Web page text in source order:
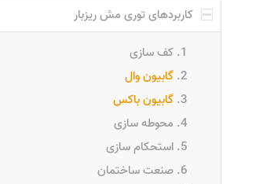
کاربردهای توری مش ریزبار
کف سازی
گابیون وال
گابیون باکس
محوطه سازی
استحکام سازی
صنعت ساختمان